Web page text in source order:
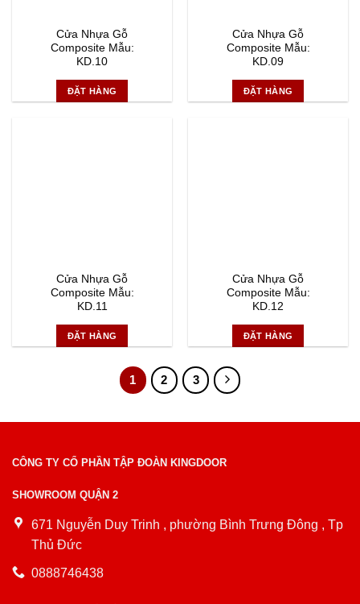
Cửa Nhựa Gỗ
Composite Mẫu:
KD.10
ĐẶT HÀNG
Cửa Nhựa Gỗ
Composite Mẫu:
KD.09
ĐẶT HÀNG
Cửa Nhựa Gỗ
Composite Mẫu:
KD.11
ĐẶT HÀNG
Cửa Nhựa Gỗ
Composite Mẫu:
KD.12
ĐẶT HÀNG
1 2 3
CÔNG TY CỔ PHẦN TẬP ĐOÀN KINGDOOR
SHOWROOM QUẬN 2
671 Nguyễn Duy Trinh , phường Bình Trưng Đông , Tp
Thủ Đức
0888746438